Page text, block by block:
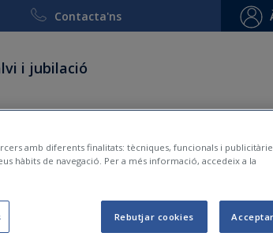
Contacta'ns
i jubilació
de vida i
decessos
amb diferents finalitats: tècniques, funcionals i
hàbits de navegació. Per a més informació, accedeix a la
Rebutjar cookies